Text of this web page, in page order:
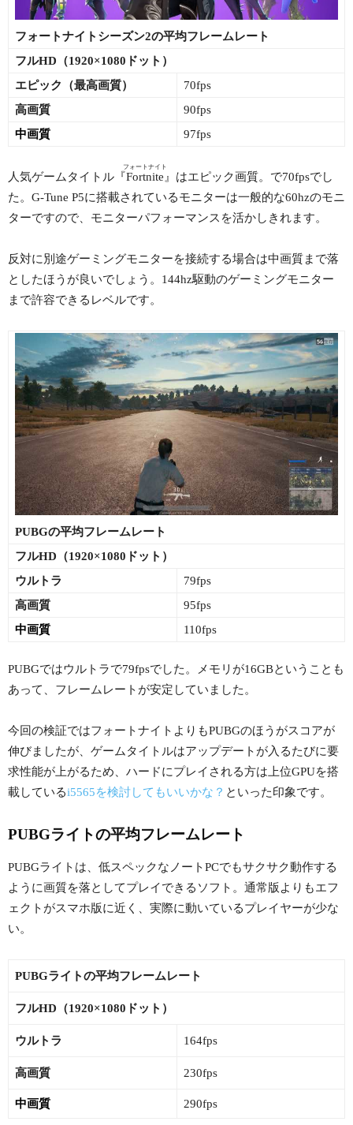
フォートナイトシーズン2の平均フレームレート
フルHD（1920×1080ドット）
エピック（最高画質）
70fps
高画質
90fps
中画質
97fps
人気ゲームタイトル『Fortnite
フォートナイト
』はエピック画質。で70fpsでし
た。G-Tune P5に搭載されているモニターは一般的な60hzのモニ
ターですので、モニターパフォーマンスを活かしきれます。
反対に別途ゲーミングモニターを接続する場合は中画質まで落
としたほうが良いでしょう。144hz駆動のゲーミングモニター
まで許容できるレベルです。
PUBGの平均フレームレート
フルHD（1920×1080ドット）
ウルトラ
79fps
高画質
95fps
中画質
110fps
PUBGではウルトラで79fpsでした。メモリが16GBということも
あって、フレームレートが安定していました。
今回の検証ではフォートナイトよりもPUBGのほうがスコアが
伸びましたが、ゲームタイトルはアップデートが入るたびに要
求性能が上がるため、ハードにプレイされる方は上位GPUを搭
載しているi5565を検討してもいいかな？ といった印象です。
PUBGライトの平均フレームレート
PUBGライトは、低スペックなノートPCでもサクサク動作する
ように画質を落としてプレイできるソフト。通常版よりもエフ
ェクトがスマホ版に近く、実際に動いているプレイヤーが少な
い。
PUBGライトの平均フレームレート
フルHD（1920×1080ドット）
ウルトラ 164fps
高画質 230fps
中画質 290fps